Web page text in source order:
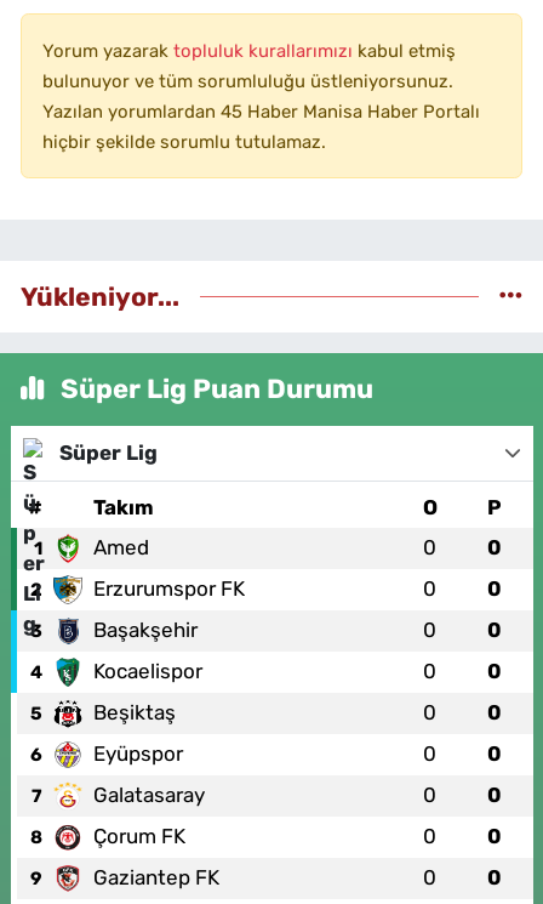
Yorum yazarak topluluk kurallarımızı kabul etmiş
bulunuyor ve tüm sorumluluğu üstleniyorsunuz.
Yazılan yorumlardan 45 Haber Manisa Haber Portalı
hiçbir şekilde sorumlu tutulamaz.
Yükleniyor...
Süper Lig Puan Durumu
Süper Lig
# Takım O P
1 Amed 0 0
2 Erzurumspor FK 0 0
3 Başakşehir 0 0
4 Kocaelispor 0 0
5 Beşiktaş 0 0
6 Eyüpspor 0 0
7 Galatasaray 0 0
8 Çorum FK 0 0
9 Gaziantep FK 0 0